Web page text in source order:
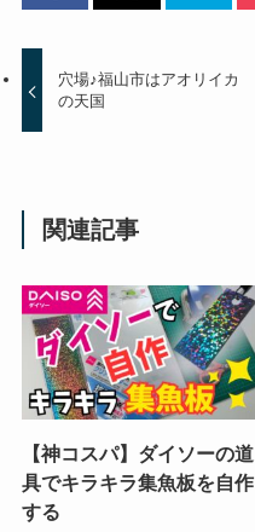
穴場♪福山市はアオリイカ
の天国
関連記事
【神コスパ】ダイソーの道
具でキラキラ集魚板を自作
する